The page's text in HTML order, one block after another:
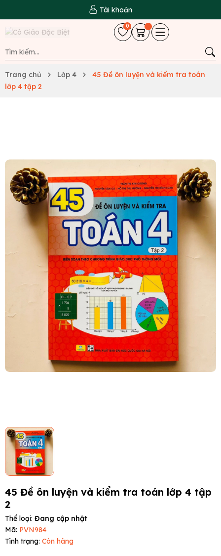
Tài khoản
0
Trang chủ Lớp 4
45 Đề ôn luyện và kiểm tra toán
lớp 4 tập 2
45 Đề ôn luyện và kiểm tra toán lớp 4 tập
2
Thể loại: Đang cập nhật
Mã: PVN984
Tình trạng: Còn hàng